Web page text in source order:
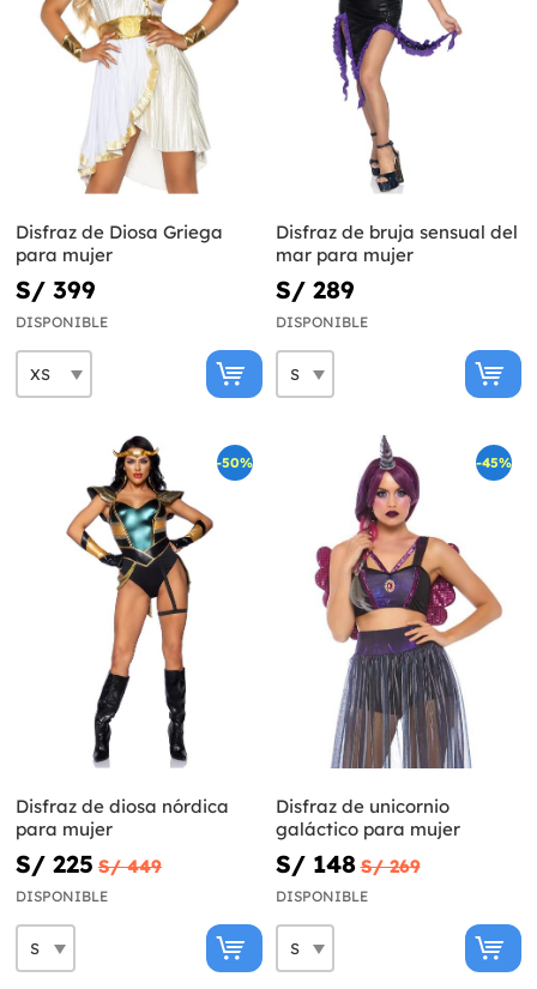
Disfraz de Diosa Griega
para mujer
S/ 399
DISPONIBLE
Disfraz de bruja sensual del
mar para mujer
S/ 289
DISPONIBLE
-50%
Disfraz de diosa nórdica
para mujer
S/ 225 S/ 449
DISPONIBLE
-45%
Disfraz de unicornio
galáctico para mujer
S/ 148 S/ 269
DISPONIBLE